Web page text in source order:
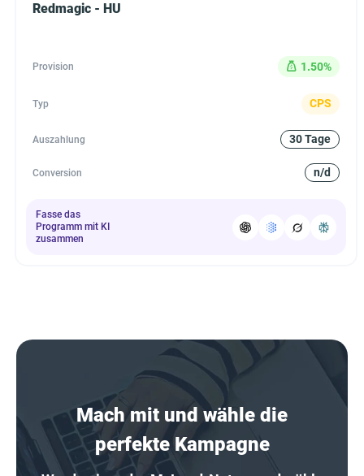
Redmagic - HU
Provision 1.50%
Typ CPS
Auszahlung 30 Tage
Conversion n/d
Fasse das
Programm mit KI
zusammen
Mach mit und wähle die
perfekte Kampagne